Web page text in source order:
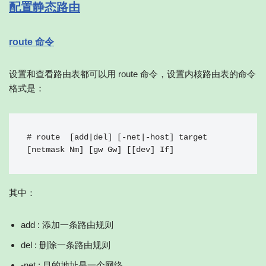
配置静态路由
route 命令
设置和查看路由表都可以用 route 命令，设置内核路由表的命令
格式是：
# route  [add|del] [-net|-host] target
[netmask Nm] [gw Gw] [[dev] If]
其中：
add : 添加一条路由规则
del : 删除一条路由规则